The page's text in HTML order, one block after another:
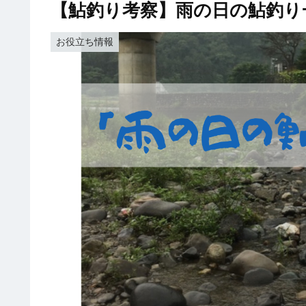
【鮎釣り考察】雨の日の鮎釣
お役立ち情報